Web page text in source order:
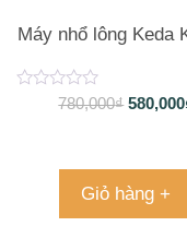
Máy nhổ lông Keda
780,000₫ 580,000
Giỏ hàng +